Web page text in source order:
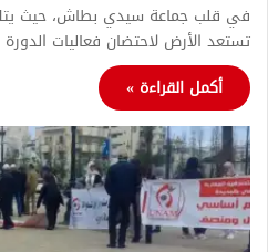
في قلب جماعة سيدي بطاش، حيث
تستعد الأرض لاحتضان فعاليات
أكمل القراءة »